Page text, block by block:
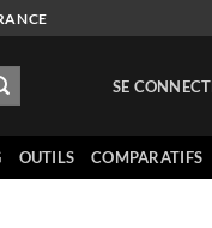
SE
OUTILS COMPARATIFS